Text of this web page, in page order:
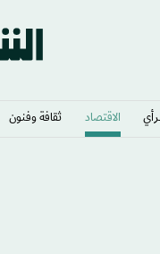
الاقتصاد ثقافة وفنون